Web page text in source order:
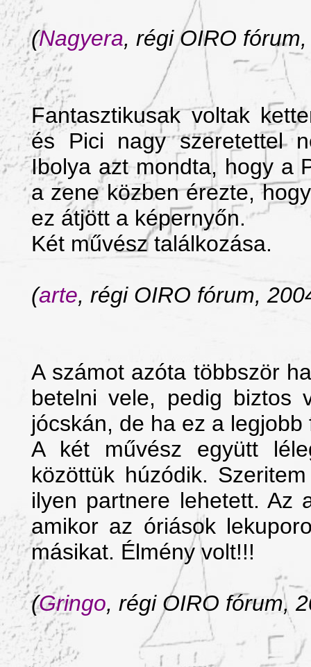
(Nagyera, régi OIRO
Fantasztikusak voltak
és Pici nagy szeretettel
Ibolya azt mondta, hogy a
a zene közben érezte,
ez átjött a képernyőn.
Két művész találkozása.
(arte, régi OIRO fórum,
A számot azóta többször
betelni vele, pedig biztos
jócskán, de ha ez a
A két művész együtt
közöttük húzódik.
ilyen partnere lehetett. Az
amikor az óriások
másikat. Élmény volt!!!
(Gringo, régi OIRO fórum,